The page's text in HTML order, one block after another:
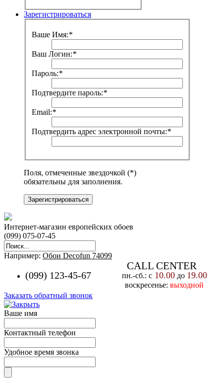
Зарегистрироваться
Ваше Имя:*
Ваш Логин:*
Пароль:*
Подтвердите пароль:*
Email:*
Подтвердить адрес электронной почты:*
Поля, отмеченные звездочкой (*)
обязательны для заполнения.
Зарегистрироваться
Интернет-магазин европейских обоев
(099) 075-07-45
Например: Обои Decofun 74099
(099) 123-45-67
CALL CENTER
пн.-cб.: с10.00до 19.00
воскресенье: выходной
Заказать обратный звонок
Ваше имя
Контактный телефон
Удобное время звонка